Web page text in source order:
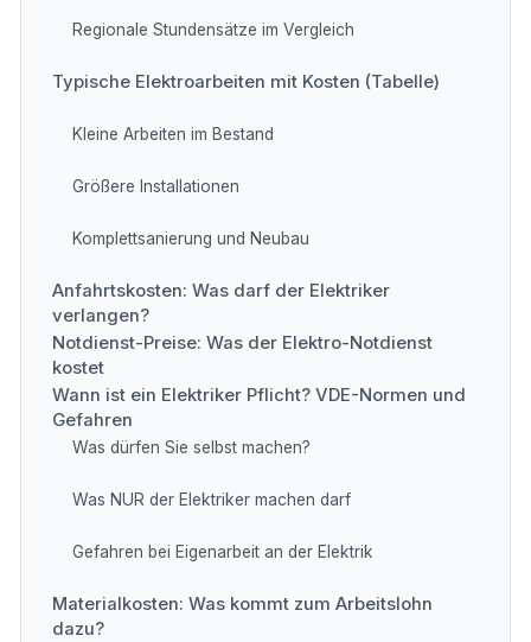
Regionale Stundensätze im Vergleich
Typische Elektroarbeiten mit Kosten (Tabelle)
Kleine Arbeiten im Bestand
Größere Installationen
Komplettsanierung und Neubau
Anfahrtskosten: Was darf der Elektriker
verlangen?
Notdienst-Preise: Was der Elektro-Notdienst
kostet
Wann ist ein Elektriker Pflicht? VDE-Normen und
Gefahren
Was dürfen Sie selbst machen?
Was NUR der Elektriker machen darf
Gefahren bei Eigenarbeit an der Elektrik
Materialkosten: Was kommt zum Arbeitslohn
dazu?